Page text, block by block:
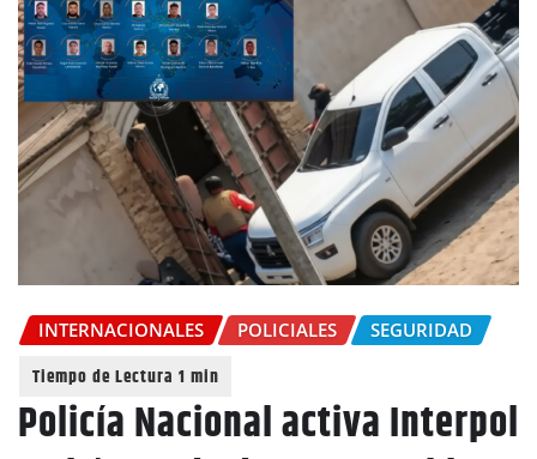
INTERNACIONALES POLICIALES SEGURIDAD
Policía Nacional activa Interpol